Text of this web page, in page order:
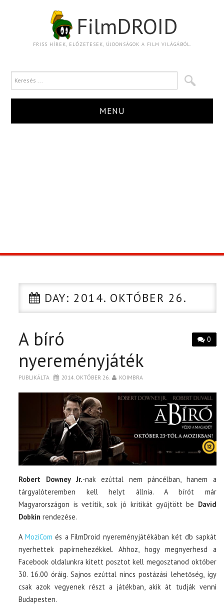
FilmDROID
FRISS HÍREK, ELŐZETESEK, ÚJDONSÁGOK A FILM VILÁGÁBÓL.
MENU
CIKK
PÓLÓ RENDELÉS
DAY: 2014. OKTÓBER 26.
0
A bíró
nyereményjáték
PUBLIKÁLTA 2014. OKTÓBER 26. KOIMBRA
Robert Downey Jr.-nak ezúttal nem páncélban, hanem a
tárgyalóteremben kell helyt állnia. A bírót már
Magyarországon is vetítik, sok jó kritikát gyűjtött be David
Dobkin rendezése.
A MoziCom és a FilmDroid nyereményjátékában két db sapkát
nyerhettek papírnehezékkel. Ahhoz, hogy megnyerhesd a
Facebook oldalunkra kitett posztot kell megosztanod október
30. 16.00 óráig. Sajnos ezúttal nincs postázási lehetőség, így
csak azok vegyenek részt a játékban, akik át tudják venni
Budapesten.